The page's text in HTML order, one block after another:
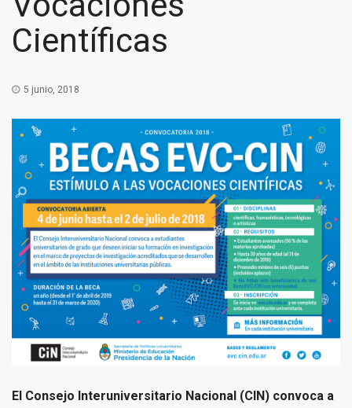
Científicas
5 junio, 2018
El Consejo Interuniversitario Nacional (CIN) convoca a